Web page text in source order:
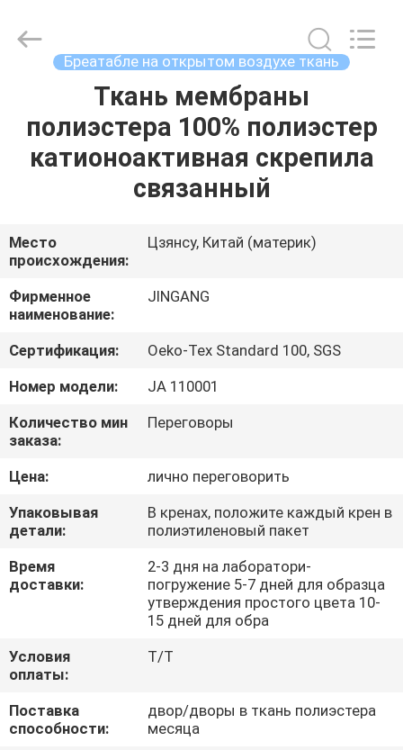
ПРОДУКТЫ
НАС
ПУТЕШЕСТВИЕ
ФАБРИКИ
ПРОВЕРКА
КАЧЕСТВА
СВЯЖИТЕСЬ
МЫ
НОВОСТИ
COMPANY
NEWS
Jingang
Textile
Бреатабле на открытом воздухе ткань
Ткань мембраны
полиэстера 100% полиэстер
катионоактивная скрепила
связанный
Место
происхождения:
Цзянсу, Китай (материк)
Фирменное
наименование:
JINGANG
Сертификация:
Oeko-Tex Standard 100, SGS
Номер модели:
JA 110001
Количество мин
заказа:
Переговоры
Цена:
лично переговорить
Упаковывая
детали:
В кренах, положите каждый крен в
полиэтиленовый пакет
Время
доставки:
2-3 дня на лаборатори-
погружение 5-7 дней для образца
утверждения простого цвета 10-
15 дней для обра
Условия
оплаты:
T/T
Поставка
способности:
двор/дворы в ткань полиэстера
месяца